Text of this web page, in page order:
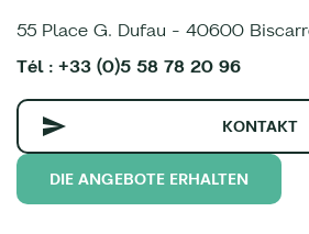
55 Place G. Dufau - 40600
Tél : +33 (0)5 58 78 20 96
KONTAKT
DIE ANGEBOTE ERHALTEN